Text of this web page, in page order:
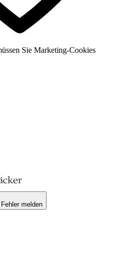
Sie Marketing-Cookies
Fehler melden